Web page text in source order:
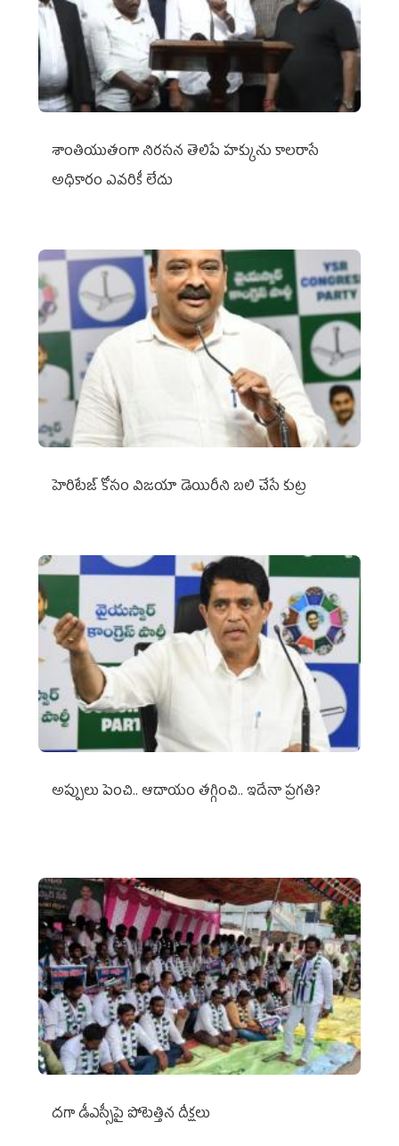
శాంతియుతంగా నిరసన తెలిపే హక్కును కాలరాసే
అధికారం ఎవరికీ లేదు
హెరిటేజ్ కోసం విజయా డెయిరీని బలి చేసే కుట్ర‌
అప్పులు పెంచి.. ఆదాయం తగ్గించి.. ఇదేనా ప్రగతి?
దగా డీఎస్సీపై పోటెత్తిన దీక్షలు